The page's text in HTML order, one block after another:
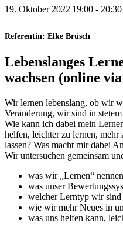
19. Oktober 2022|19:00 - 20:30
Referentin: Elke Brüsch
Lebenslanges
wachsen (online
Wir lernen lebenslang, ob wir
Veränderung, wir sind in
Wie kann ich dabei mein
helfen, leichter zu lernen,
lassen? Was macht mir dabei
Wir untersuchen gemeinsam
was wir „Lernen“ nennen
was unser
welcher Lerntyp wir sind
wie wir mehr Neues in
was uns helfen kann,